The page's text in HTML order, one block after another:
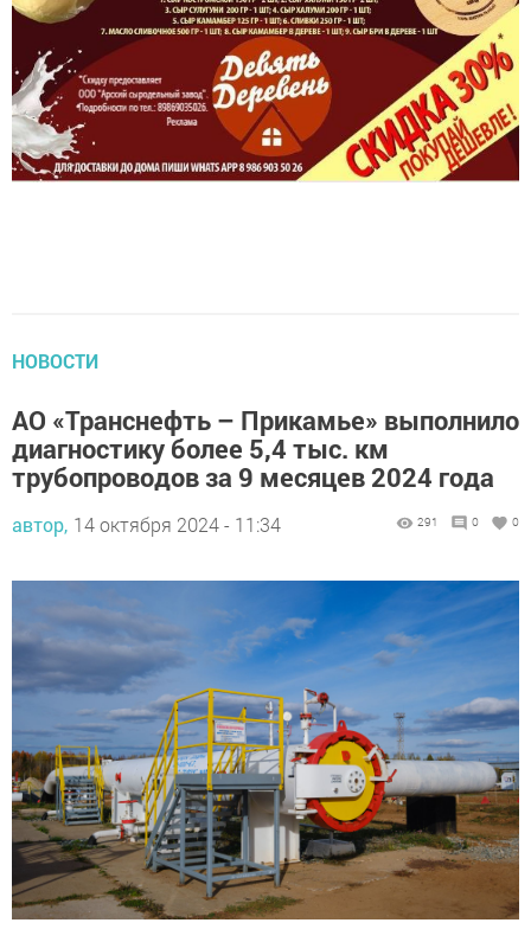
НОВОСТИ
АО «Транснефть – Прикамье» выполнило
диагностику более 5,4 тыс. км
трубопроводов за 9 месяцев 2024 года
автор, 14 октября 2024 - 11:34